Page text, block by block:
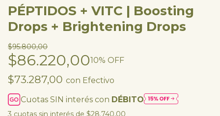
PÉPTIDOS + VITC | Boosting
Drops + Brightening Drops
$95.800,00
$86.220,0010% OFF
$73.287,00 con Efectivo
Cuotas SIN interés con DÉBITO
3 cuotas sin interés de $28.740,00